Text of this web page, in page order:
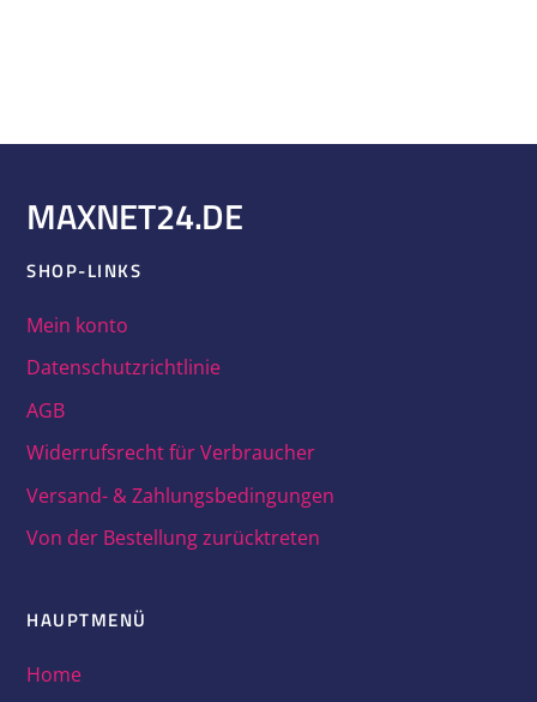
Cache 100000Rpm Sas II 2.5″ Zoll
MAXNET24.DE
SHOP-LINKS
Mein konto
Datenschutzrichtlinie
AGB
Widerrufsrecht für Verbraucher
Versand- & Zahlungsbedingungen
Von der Bestellung zurücktreten
HAUPTMENÜ
Home